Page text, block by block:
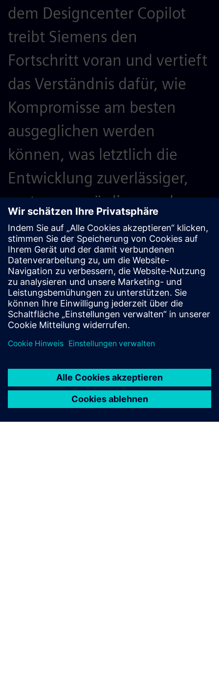
dem Designcenter Copilot
treibt Siemens den
Fortschritt voran und vertieft
das Verständnis dafür, wie
Kompromisse am besten
ausgeglichen werden
können, was letztlich die
Entwicklung zuverlässiger,
vertrauenswürdiger und
branchenführender Produkte
unterstützt.<br/>
Frost & Sullivan